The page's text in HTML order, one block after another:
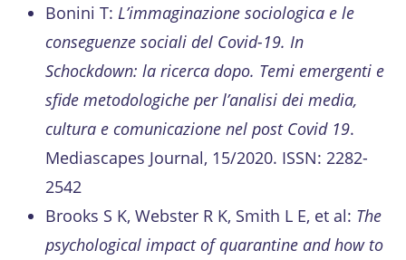
Bonini T: L’immaginazione sociologica e le
conseguenze sociali del Covid-19. In
Schockdown: la ricerca dopo. Temi emergenti e
sfide metodologiche per l’analisi dei media,
cultura e comunicazione nel post Covid 19.
Mediascapes Journal, 15/2020. ISSN: 2282-
2542
Brooks S K, Webster R K, Smith L E, et al: The
psychological impact of quarantine and how to